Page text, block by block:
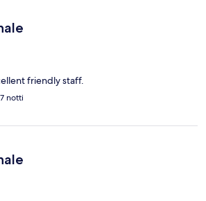
friendly staff.
notti